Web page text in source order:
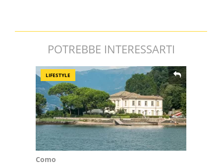
POTREBBE INTERESSARTI
LIFESTYLE
Como